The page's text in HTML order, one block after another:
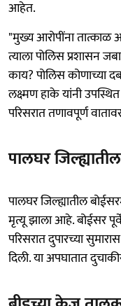
आहेत.
"मुख्य आरोपींना तात्काळ
त्याला पोलिस प्रशासन
काय? पोलिस कोणाच्या
लक्ष्मण हाके यांनी
परिसरात तणावपूर्ण
पालघर
पालघर जिल्ह्यातील
मृत्यू झाला आहे. बोईसर
परिसरात दुपारच्या
दिली. या अपघातात